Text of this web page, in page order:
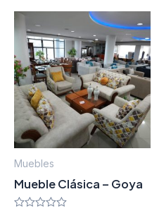
Muebles
Mueble Clásica – Goya